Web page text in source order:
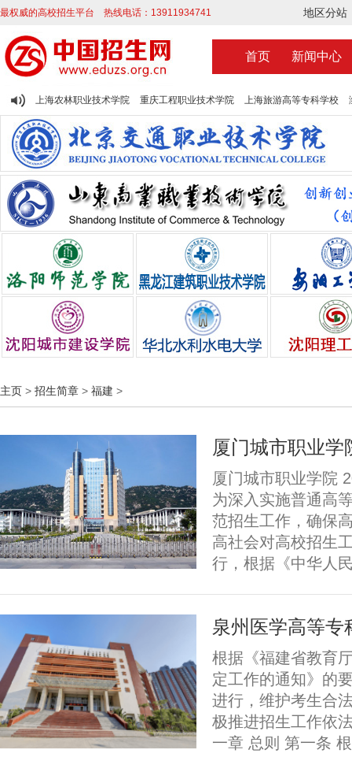
最权威的高校招生平台 热线电话：13911934741 地区分站
首页 新闻中心
上海农林职业技术学院 重庆工程职业技术学院 上海旅游高等专科学校
安阳工学院 上海工商外国语职业学院 辽宁现代服务职业技术学院
主页 > 招生简章 > 福建 >
厦门城市职业学
厦门城市职业学院
为深入实施普通高
范招生工作，确保
高社会对高校招生
行，根据《中华人
泉州医学高等专
根据《福建省教育
定工作的通知》的
进行，维护考生合
极推进招生工作依
一章 总则 第一条